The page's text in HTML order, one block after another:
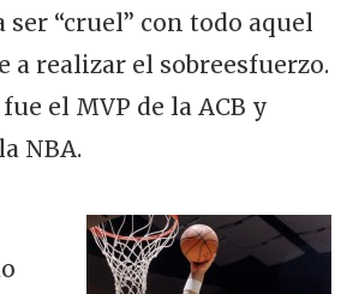
ser “cruel” con todo aquel
a realizar el sobreesfuerzo.
fue el MVP de la ACB y
NBA.